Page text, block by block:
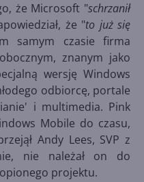
że Microsoft "schrzanił
że "to już się
samym czasie firma
znanym jako
wersję Windows
odbiorcę, portale
i multimedia. Pink
Mobile do czasu,
Andy Lees, SVP z
nie należał on do
projektu.